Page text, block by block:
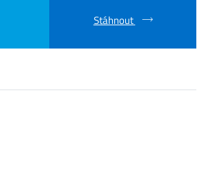
Stáhnout